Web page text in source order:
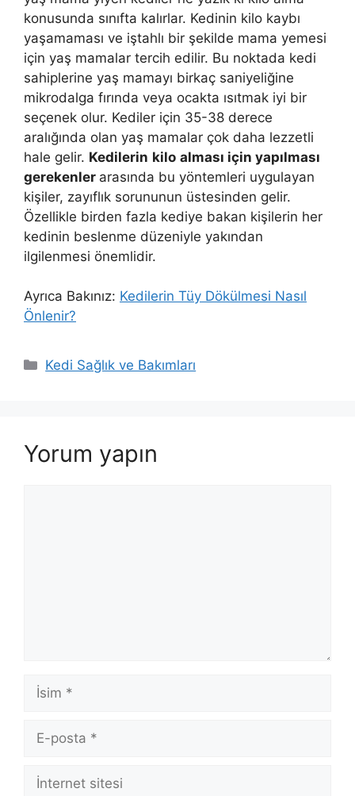
konusunda sınıfta kalırlar. Kedinin kilo kaybı
yaşamaması ve iştahlı bir şekilde mama yemesi
için yaş mamalar tercih edilir. Bu noktada kedi
sahiplerine yaş mamayı birkaç saniyeliğine
mikrodalga fırında veya ocakta ısıtmak iyi bir
seçenek olur. Kediler için 35-38 derece
aralığında olan yaş mamalar çok daha lezzetli
hale gelir. Kedilerin kilo alması için yapılması
gerekenler arasında bu yöntemleri uygulayan
kişiler, zayıflık sorununun üstesinden gelir.
Özellikle birden fazla kediye bakan kişilerin her
kedinin beslenme düzeniyle yakından
ilgilenmesi önemlidir.
Ayrıca Bakınız: Kedilerin Tüy Dökülmesi Nasıl
Önlenir?
Kategoriler
Kedi Sağlık ve Bakımları
Yorum yapın
İsim
posta
İnternet